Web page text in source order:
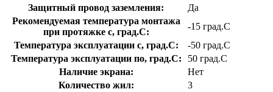
Защитный провод заземления:
Да
Рекомендуемая температура монтажа
при протяжке с, град.C:
-15 град.C
Температура эксплуатации с, град.C:
-50 град.C
Температура эксплуатации по, град.C:
50 град.C
Наличие экрана:
Нет
Количество жил:
3